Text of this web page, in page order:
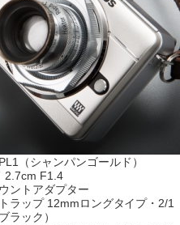
（シャンパンゴールド）
2.7cm F1.4
ントアダプター
ラップ 12mmロングタイプ・2/1
ラック）